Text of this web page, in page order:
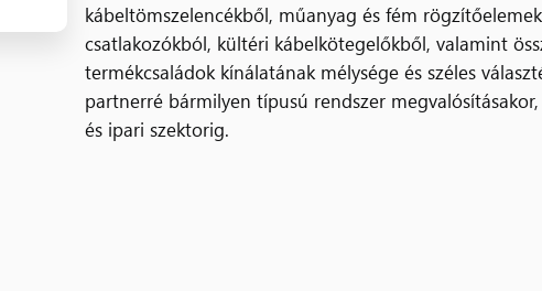
kábeltömszelencékből, műanyag és fém
csatlakozókból, kültéri kábelkötegelőkből, valamint
termékcsaládok kínálatának mélysége és széles
partnerré bármilyen típusú rendszer
és ipari szektorig.